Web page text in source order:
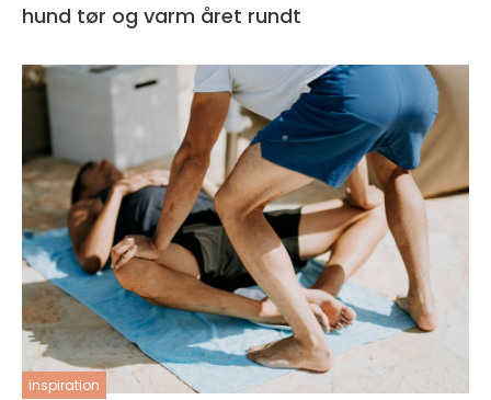
hund tør og varm året rundt
inspiration